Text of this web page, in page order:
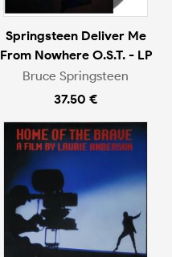
Springsteen Deliver Me
From Nowhere O.S.T. - LP
Bruce Springsteen
37.50 €